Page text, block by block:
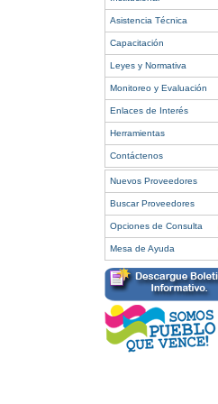
Asistencia Técnica
Capacitación
Leyes y Normativa
Monitoreo y Evaluación
Enlaces de Interés
Herramientas
Contáctenos
Nuevos Proveedores
Buscar Proveedores
Opciones de Consulta
Mesa de Ayuda